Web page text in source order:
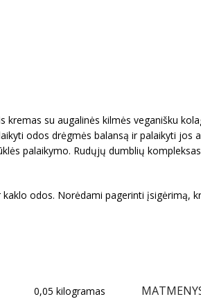
kremas su augalinės kilmės veganišku
odos drėgmės balansą ir palaikyti
palaikymo. Rudųjų dumblių
odos. Norėdami pagerinti įsigėrimą,
0,05 kilogramas